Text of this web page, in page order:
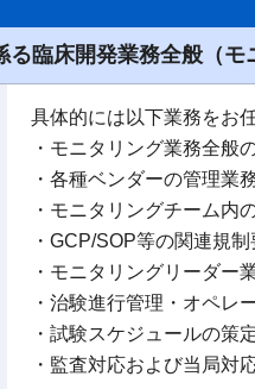
る臨床開発業務全般（
具体的には以下業務をお
・モニタリング業務全般
・各種ベンダーの管理業
・モニタリングチーム内
・GCP/SOP等の関連規
・モニタリングリーダー
・治験進行管理・オペレ
・試験スケジュールの策
・監査対応および当局対